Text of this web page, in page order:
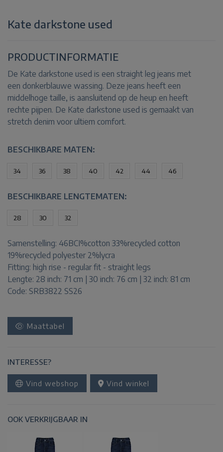
Kate darkstone used
PRODUCTINFORMATIE
De Kate darkstone used is een straight leg jeans met
een donkerblauwe wassing. Deze jeans heeft een
middelhoge taille, is aansluitend op de heup en heeft
rechte pijpen. De Kate darkstone used is gemaakt van
stretch denim voor ultiem comfort.
BESCHIKBARE MATEN:
34 36 38 40 42 44 46
BESCHIKBARE LENGTEMATEN:
28 30 32
Samenstelling: 46BCI%cotton 33%recycled cotton
19%recycled polyester 2%lycra
Fitting: high rise - regular fit - straight legs
Lengte: 28 inch: 71 cm | 30 inch: 76 cm | 32 inch: 81 cm
Code: SRB3822 SS26
Maattabel
INTERESSE?
Vind webshop Vind winkel
OOK VERKRIJGBAAR IN